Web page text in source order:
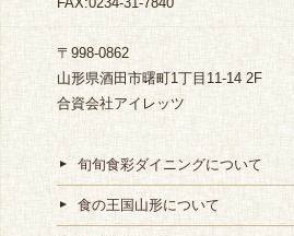
〒998-0862
山形県酒田市曙町1丁目11-14 2F
合資会社アイレッツ
旬旬食彩ダイニングについて
食の王国山形について